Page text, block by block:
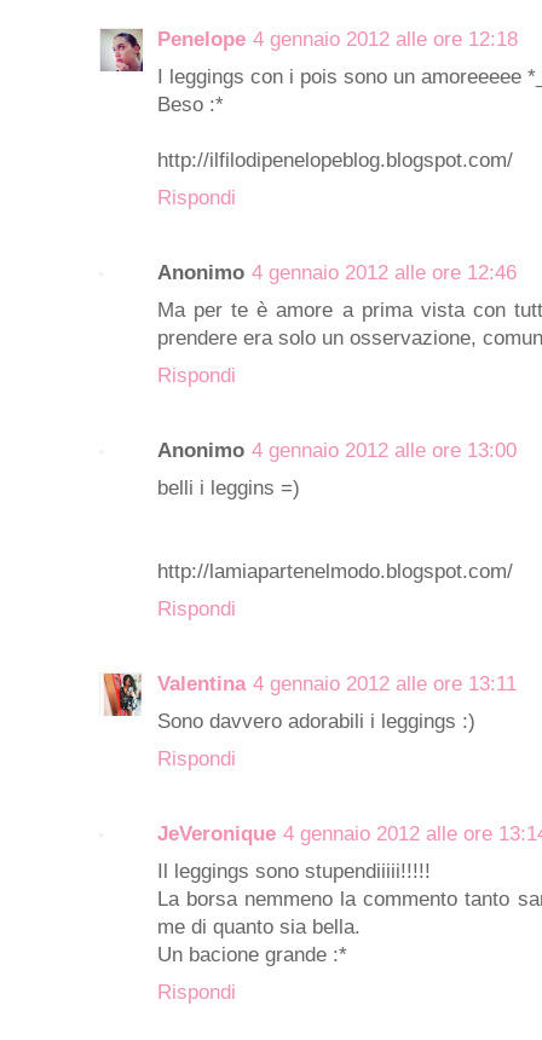
Penelope 4 gennaio 2012 alle ore 12:18
I leggings con i pois sono un amoreeeee
Beso :*
http://ilfilodipenelopeblog.blogspot.com/
Rispondi
Anonimo 4 gennaio 2012 alle ore 12:46
Ma per te è amore a prima vista con
prendere era solo un osservazione,
Rispondi
Anonimo 4 gennaio 2012 alle ore 13:00
belli i leggins =)
http://lamiapartenelmodo.blogspot.com/
Rispondi
Valentina 4 gennaio 2012 alle ore 13:11
Sono davvero adorabili i leggings :)
Rispondi
JeVeronique 4 gennaio 2012 alle ore
Il leggings sono stupendiiiii!!!!!
La borsa nemmeno la commento tanto
me di quanto sia bella.
Un bacione grande :*
Rispondi